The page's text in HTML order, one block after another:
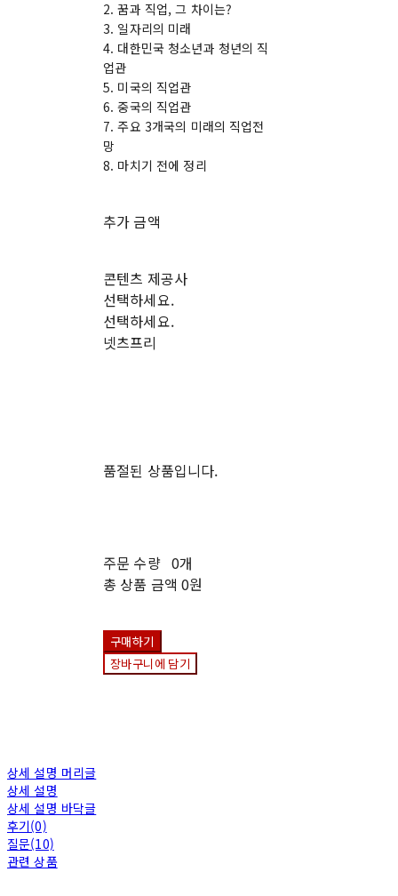
2. 꿈과 직업, 그 차이는?
3. 일자리의 미래
4. 대한민국 청소년과 청년의 직
업관
5. 미국의 직업관
6. 중국의 직업관
7. 주요 3개국의 미래의 직업전
망
8. 마치기 전에 정리
추가 금액
콘텐츠 제공사
선택하세요.
선택하세요.
넷츠프리
품절된 상품입니다.
주문 수량 0개
총 상품 금액 0원
구매하기
장바구니에 담기
상세 설명 머리글
상세 설명
상세 설명 바닥글
후기(0)
질문(10)
관련 상품